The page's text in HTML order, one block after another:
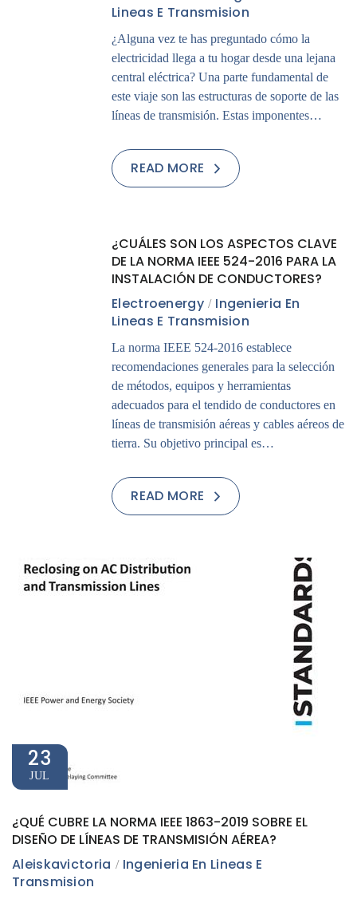
Lineas E Transmision
¿Alguna vez te has preguntado cómo la
electricidad llega a tu hogar desde una lejana
central eléctrica? Una parte fundamental de
este viaje son las estructuras de soporte de las
líneas de transmisión. Estas imponentes…
READ MORE
¿CUÁLES SON LOS ASPECTOS CLAVE
DE LA NORMA IEEE 524-2016 PARA LA
INSTALACIÓN DE CONDUCTORES?
Electroenergy
Ingenieria En
Lineas E Transmision
La norma IEEE 524-2016 establece
recomendaciones generales para la selección
de métodos, equipos y herramientas
adecuados para el tendido de conductores en
líneas de transmisión aéreas y cables aéreos de
tierra. Su objetivo principal es…
READ MORE
23
JUL
¿QUÉ CUBRE LA NORMA IEEE 1863-2019 SOBRE EL
DISEÑO DE LÍNEAS DE TRANSMISIÓN AÉREA?
Aleiskavictoria
Ingenieria En Lineas E
Transmision